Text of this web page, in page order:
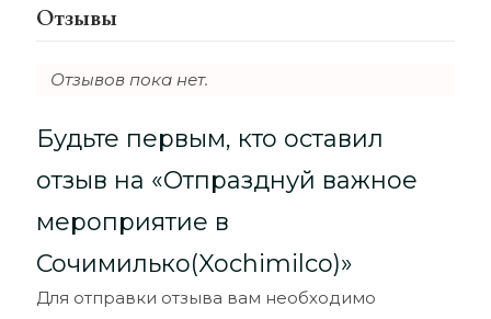
Отзывы
Отзывов пока нет.
Будьте первым, кто оставил
отзыв на «Отпразднуй важное
мероприятие в
Сочимилько(Xochimilco)»
Для отправки отзыва вам необходимо